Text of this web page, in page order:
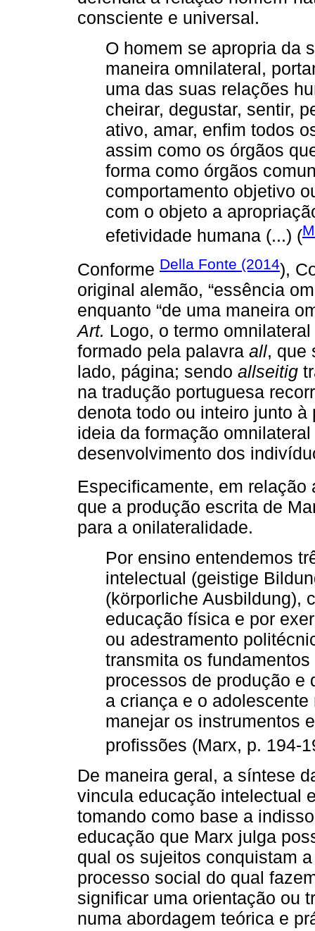
consciente e universal.
O homem se apropria da
maneira omnilateral,
uma das suas relações
cheirar, degustar, sentir,
ativo, amar, enfim todos
assim como os órgãos
forma como órgãos
comportamento objetivo
com o objeto a
efetividade humana (...) (
Conforme Della Fonte (2014),
original alemão, “essência
enquanto “de uma maneira
Art. Logo, o termo
formado pela palavra all, que
lado, página; sendo allseitig
na tradução portuguesa
denota todo ou inteiro junto
ideia da formação
desenvolvimento dos
Especificamente, em
que a produção escrita de
para a onilateralidade.
Por ensino entendemos
intelectual (geistige
(körporliche Ausbildung),
educação física e por
ou adestramento
transmita os
processos de produção e
a criança e o
manejar os instrumentos
profissões (Marx, p. 194-
De maneira geral, a síntese
vincula educação intelectual
tomando como base a
educação que Marx julga
qual os sujeitos conquistam
processo social do qual
significar uma orientação ou
numa abordagem teórica e